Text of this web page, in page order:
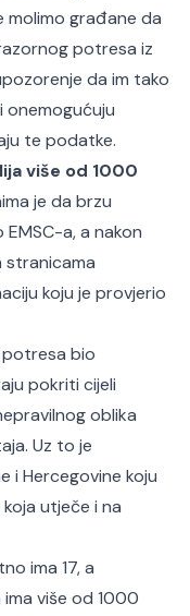
molimo građane da
potresa iz
da im tako
onemogućuju
te podatke.
više od 1000
je da brzu
a, a nakon
stranicama
koju je provjerio
bio
pokriti cijeli
oblika
Uz to je
i Hercegovine koju
utječe i na
ima 17, a
više od 1000